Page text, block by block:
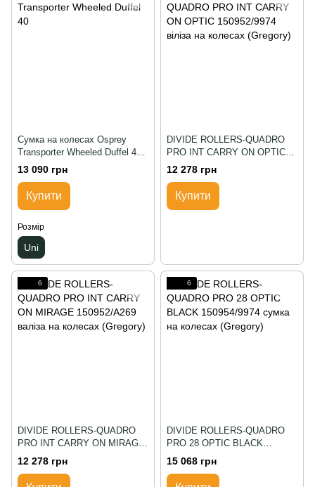
Сумка на колесах Osprey
Transporter Wheeled Duffel 40,
Uni, Зелений
13 090 грн
Купити
Розмір
Uni
DIVIDE ROLLERS-QUADRO
PRO INT CARRY ON OPTIC
150952/9974 віліза на колесах
12 278 грн
Купити
6
DIVIDE ROLLERS-QUADRO
PRO INT CARRY ON MIRAGE
150952/A269 валіза на
колесах (Gregory)
12 278 грн
6
DIVIDE ROLLERS-QUADRO
PRO 28 OPTIC BLACK
150954/9974 сумка на колесах
15 068 грн